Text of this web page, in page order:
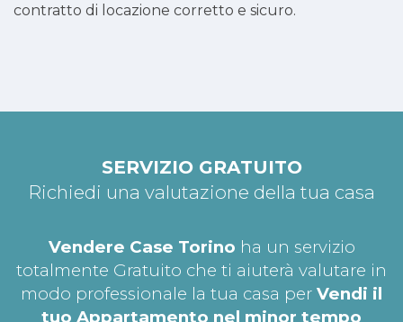
contratto di locazione corretto e sicuro.
SERVIZIO GRATUITO
Richiedi una valutazione della tua casa
Vendere Case Torino ha un servizio
totalmente Gratuito che ti aiuterà valutare in
modo professionale la tua casa per Vendi il
tuo Appartamento nel minor tempo